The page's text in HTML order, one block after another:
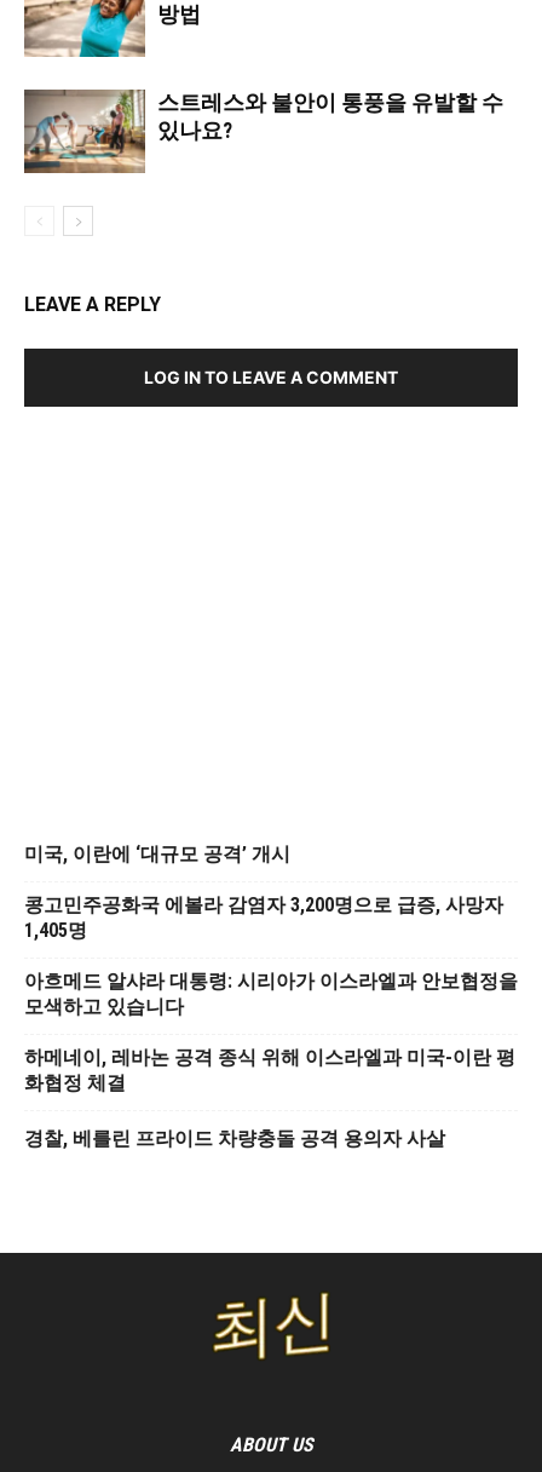
방법
스트레스와 불안이 통풍을 유발할 수
있나요?
LEAVE A REPLY
LOG IN TO LEAVE A COMMENT
미국, 이란에 ‘대규모 공격’ 개시
콩고민주공화국 에볼라 감염자 3,200명으로 급증, 사망자
1,405명
아흐메드 알샤라 대통령: 시리아가 이스라엘과 안보협정을
모색하고 있습니다
하메네이, 레바논 공격 종식 위해 이스라엘과 미국-이란 평
화협정 체결
경찰, 베를린 프라이드 차량충돌 공격 용의자 사살
ABOUT US